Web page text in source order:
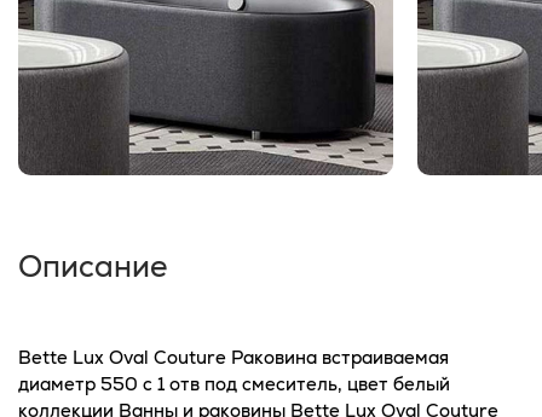
Описание
Bette Lux Oval Couture Раковина встраиваемая
диаметр 550 c 1 отв под смеситель, цвет белый
коллекции Ванны и раковины Bette Lux Oval Couture